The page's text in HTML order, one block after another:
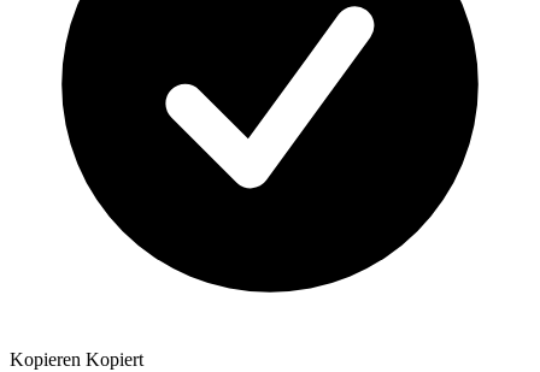
Kopieren Kopiert